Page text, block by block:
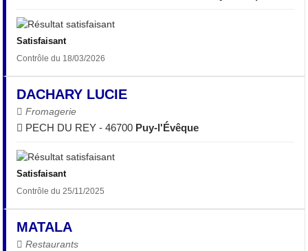
Satisfaisant
Contrôle du 18/03/2026
DACHARY LUCIE
Fromagerie
PECH DU REY - 46700 Puy-l'Évêque
Satisfaisant
Contrôle du 25/11/2025
MATALA
Restaurants